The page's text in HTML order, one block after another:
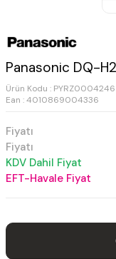
Panasonic DQ-
Ürün Kodu : PYRZ0004246
Ean : 4010869004336
Fiyatı
Fiyatı
KDV Dahil Fiyat
EFT-Havale Fiyat